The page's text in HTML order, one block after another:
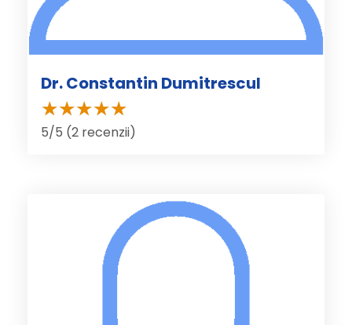
Dr. Constantin Dumitrescul
5/5 (2 recenzii)